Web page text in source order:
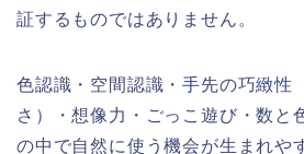
証するものではありません。
色認識・空間認識・手先の巧緻性
さ）・想像力・ごっこ遊び・数と
の中で自然に使う機会が生まれや